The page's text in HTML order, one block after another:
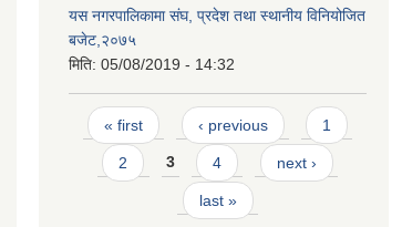
यस नगरपालिकामा संघ, प्रदेश तथा स्थानीय विनियोजित
बजेट,२०७५
मिति: 05/08/2019 - 14:32
Pages
« first ‹ previous 1
2 3 4 next ›
last »